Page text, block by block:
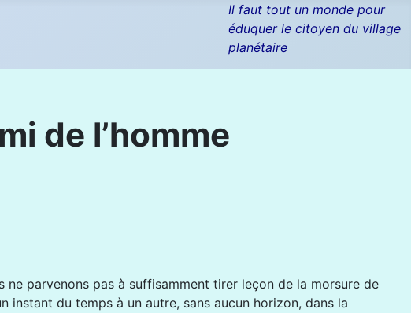
Il faut tout un monde pour
éduquer le citoyen du village
planétaire
de l’homme
parvenons pas à suffisamment tirer leçon de la morsure de
du temps à un autre, sans aucun horizon, dans la